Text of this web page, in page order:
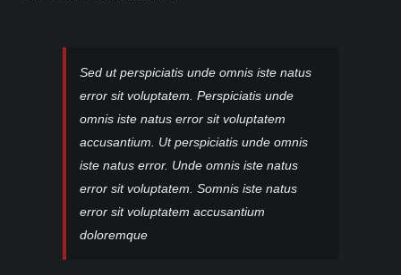
Sed ut perspiciatis unde omnis iste natus
error sit voluptatem. Perspiciatis unde
omnis iste natus error sit voluptatem
accusantium. Ut perspiciatis unde omnis
iste natus error. Unde omnis iste natus
error sit voluptatem. Somnis iste natus
error sit voluptatem accusantium
doloremque